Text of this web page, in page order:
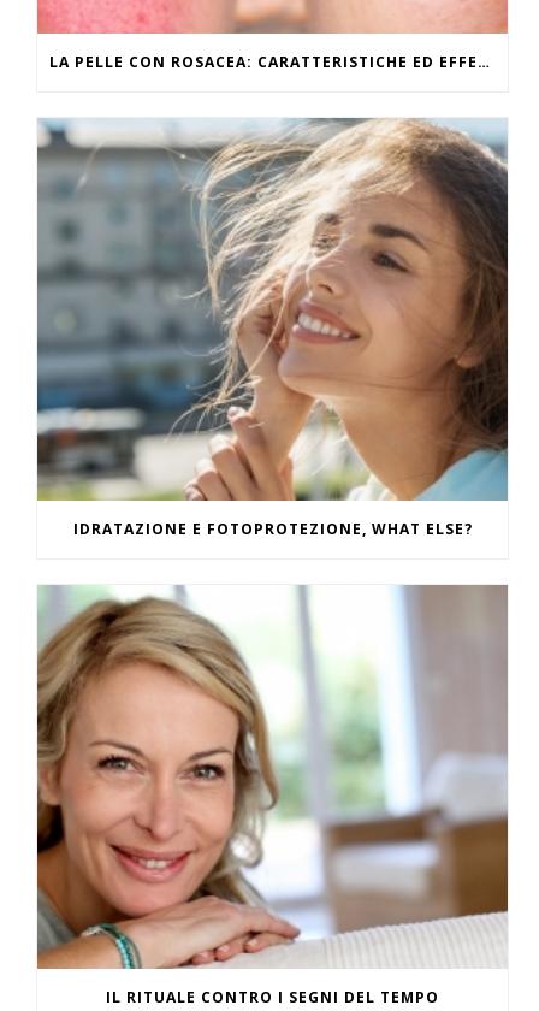
LA PELLE CON ROSACEA: CARATTERISTICHE ED EFFETTI DEL CALDO
IDRATAZIONE E FOTOPROTEZIONE, WHAT ELSE?
IL RITUALE CONTRO I SEGNI DEL TEMPO